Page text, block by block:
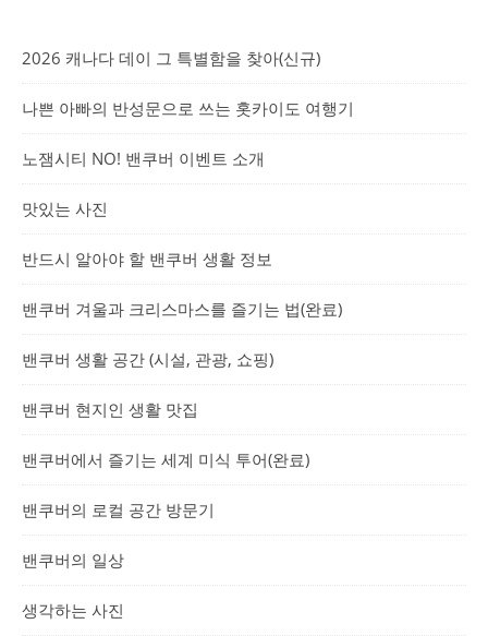
2026 캐나다 데이 그 특별함을 찾아(신규)
나쁜 아빠의 반성문으로 쓰는 홋카이도 여행기
노잼시티 NO! 밴쿠버 이벤트 소개
맛있는 사진
반드시 알아야 할 밴쿠버 생활 정보
밴쿠버 겨울과 크리스마스를 즐기는 법(완료)
밴쿠버 생활 공간 (시설, 관광, 쇼핑)
밴쿠버 현지인 생활 맛집
밴쿠버에서 즐기는 세계 미식 투어(완료)
밴쿠버의 로컬 공간 방문기
밴쿠버의 일상
생각하는 사진